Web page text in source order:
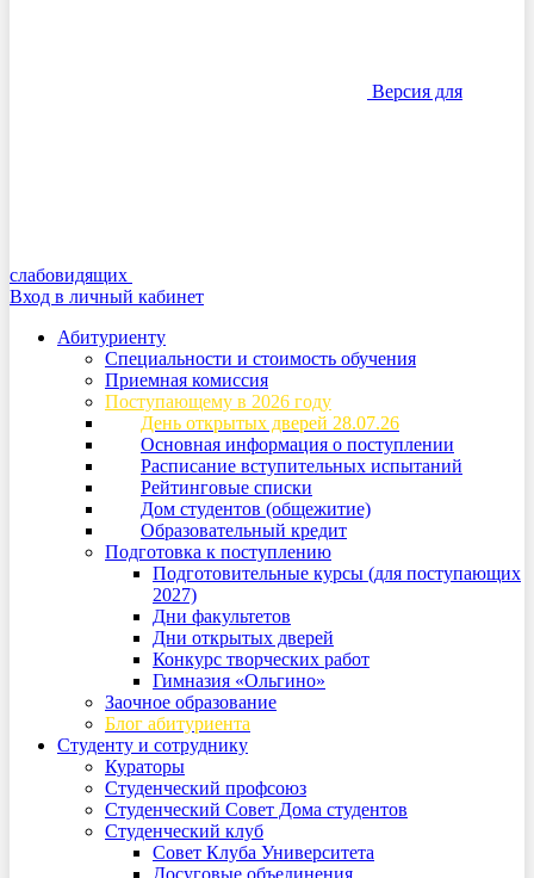
Версия для
слабовидящих
Вход в личный кабинет
Абитуриенту
Специальности и стоимость обучения
Приемная комиссия
Поступающему в 2026 году
День открытых дверей 28.07.26
Основная информация о поступлении
Расписание вступительных испытаний
Рейтинговые списки
Дом студентов (общежитие)
Образовательный кредит
Подготовка к поступлению
Подготовительные курсы (для поступающих
2027)
Дни факультетов
Дни открытых дверей
Конкурс творческих работ
Гимназия «Ольгино»
Заочное образование
Блог абитуриента
Студенту и сотруднику
Кураторы
Студенческий профсоюз
Студенческий Совет Дома студентов
Студенческий клуб
Совет Клуба Университета
Досуговые объединения